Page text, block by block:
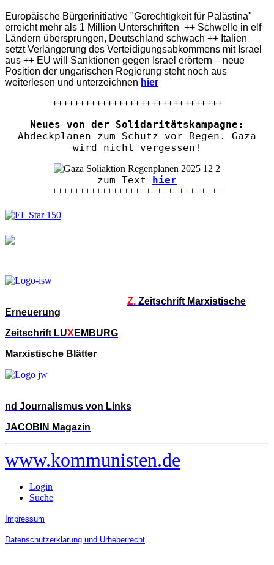
Europäische Bürgerinitiative "Gerechtigkeit für Palästina"
erreicht mehr als 1 Million Unterschriften ++ Schwelle in elf
Ländern übersprungen, Deutschland schwach ++ Italien
setzt Verlängerung des Verteidigungsabkommens mit Israel
aus ++ EU will Sanktionen gegen Israel erörtern – neue
Position der ungarischen Regierung steht noch aus
weiterlesen und unterzeichnen hier
+++++++++++++++++++++++++++++++
Neues von der Solidaritätskampagne:
Abdeckplanen zum Schutz vor Regen. Gaza
wird nicht vergessen!
zum Text hier
+++++++++++++++++++++++++++++++
Z. Zeitschrift Marxistische
Erneuerung
Zeitschrift LUX EMBURG
Marxistische Blätter
nd Journalismus von Links
JACOBIN Magazin
www.kommunisten.de
Login
Suche
Impressum
Datenschutzerklärung und Urheberrecht